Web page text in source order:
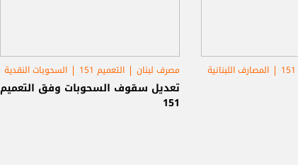
المصارف اللبنانية مصرف لبنان التعميم 151 السحوبات النقدية
تعديل سقوف السحوبات وفق التعميم
151